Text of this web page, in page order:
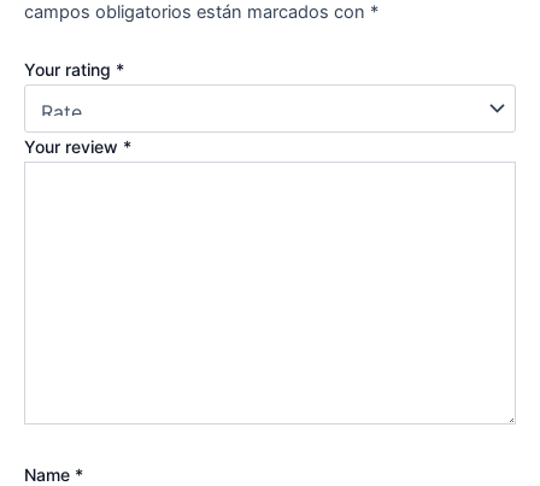
campos obligatorios están marcados con *
Your rating *
Your review *
Name *